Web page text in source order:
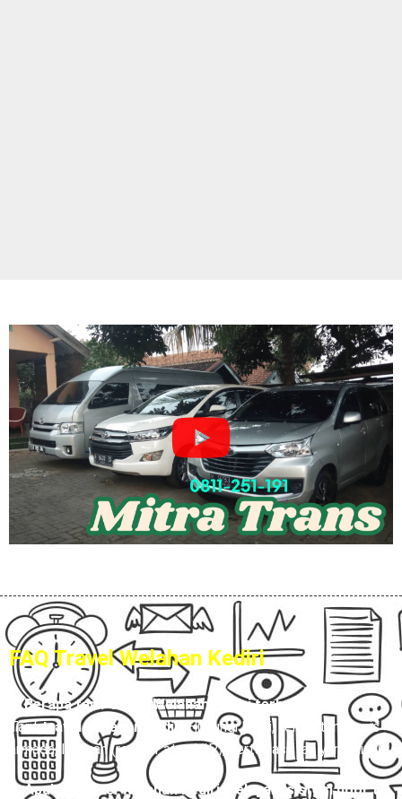
FAQ Travel Welahan Kediri
1. Berapa tarif travel Welahan Kediri terbaru?
Tariftravel Welahan Kediri
Hubungi Kami, tergantung jenis
armada, layanan (reguler atau VIP), serta fasilitas yang dipilih.
2. Apakah travel Welahan Kediri melayani sistem door to